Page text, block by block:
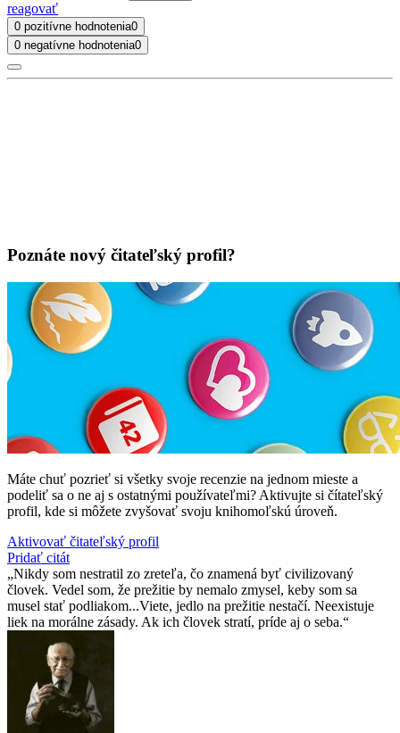
reagovať
0 pozitívne hodnotenia0
0 negatívne hodnotenia0
Poznáte nový čitateľský profil?
Máte chuť pozrieť si všetky svoje recenzie na jednom mieste a
podeliť sa o ne aj s ostatnými používateľmi? Aktivujte si čítateľský
profil, kde si môžete zvyšovať svoju knihomoľskú úroveň.
Aktivovať čitateľský profil
Pridať citát
Nikdy som nestratil zo zreteľa, čo znamená byť civilizovaný
človek. Vedel som, že prežitie by nemalo zmysel, keby som sa
musel stať podliakom...Viete, jedlo na prežitie nestačí. Neexistuje
liek na morálne zásady. Ak ich človek stratí, príde aj o seba.